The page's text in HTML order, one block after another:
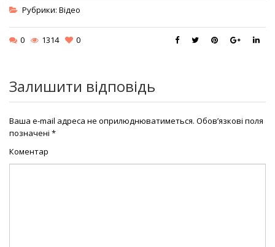
Рубрики: Відео
0 1314 0
Залишити відповідь
Ваша e-mail адреса не оприлюднюватиметься. Обов’язкові поля
позначені *
Коментар